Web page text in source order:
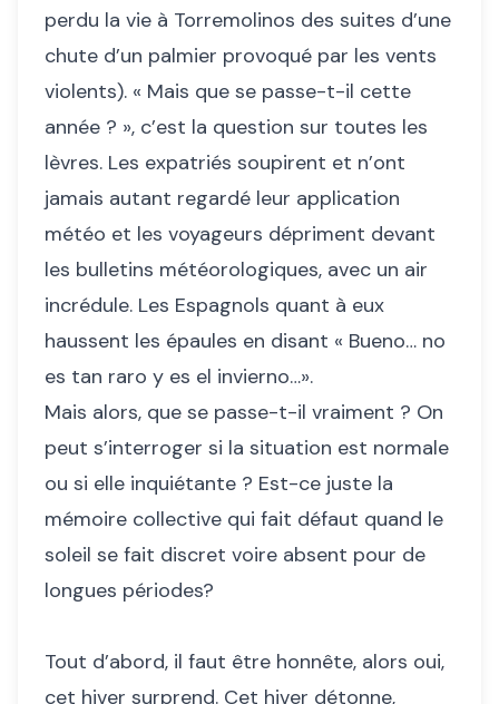
perdu la vie à Torremolinos des suites d’une
chute d’un palmier provoqué par les vents
violents). « Mais que se passe-t-il cette
année ? », c’est la question sur toutes les
lèvres. Les expatriés soupirent et n’ont
jamais autant regardé leur application
météo et les voyageurs dépriment devant
les bulletins météorologiques, avec un air
incrédule. Les Espagnols quant à eux
haussent les épaules en disant « Bueno… no
es tan raro y es el invierno…».
Mais alors, que se passe-t-il vraiment ? On
peut s’interroger si la situation est normale
ou si elle inquiétante ? Est-ce juste la
mémoire collective qui fait défaut quand le
soleil se fait discret voire absent pour de
longues périodes?
Tout d’abord, il faut être honnête, alors oui,
cet hiver surprend. Cet hiver détonne,